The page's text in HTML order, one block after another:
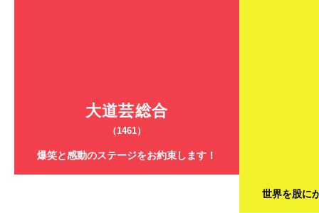
大道芸総合
（1461）
爆笑と感動のステージをお約束します！
世界を股に